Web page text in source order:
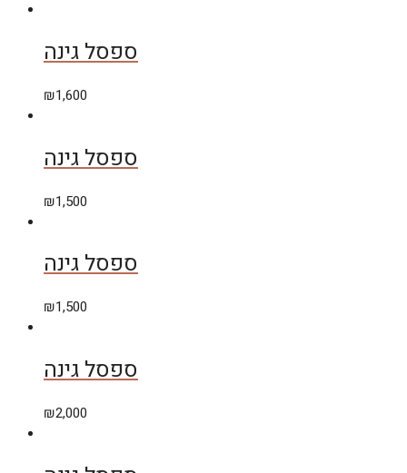
ספסל גינה
₪1,600
ספסל גינה
₪1,500
ספסל גינה
₪1,500
ספסל גינה
₪2,000